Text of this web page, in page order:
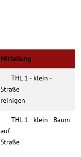
Mitteilung
THL 1 - klein -
Straße
reinigen
THL 1 - klein - Baum
auf
Straße